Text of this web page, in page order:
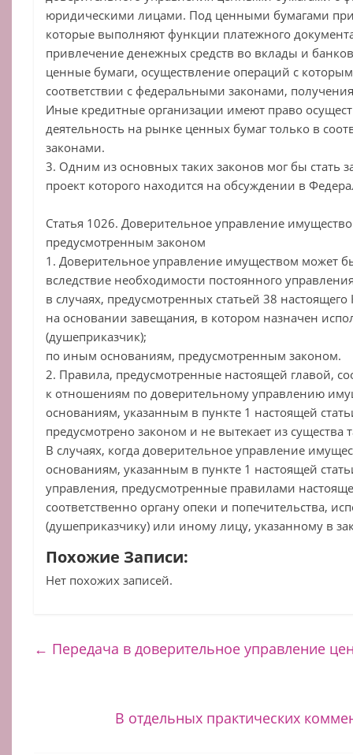
юридическими лицами. Под ценными бумагами при
которые выполняют функции платежного
привлечение денежных средств во вклады и
ценные бумаги, осуществление операций с
соответствии с федеральными законами,
Иные кредитные организации имеют право
деятельность на рынке ценных бумаг только в
законами.
3. Одним из основных таких законов мог бы стать
проект которого находится на обсуждении в
Статья 1026. Доверительное управление
предусмотренным законом
1. Доверительное управление имуществом может
вследствие необходимости постоянного
в случаях, предусмотренных статьей 38 настоящего
на основании завещания, в котором назначен
(душеприказчик);
по иным основаниям, предусмотренным законом.
2. Правила, предусмотренные настоящей главой,
к отношениям по доверительному управлению
основаниям, указанным в пункте 1 настоящей
предусмотрено законом и не вытекает из существа
В случаях, когда доверительное управление
основаниям, указанным в пункте 1 настоящей
управления, предусмотренные правилами
соответственно органу опеки и попечительства,
(душеприказчику) или иному лицу, указанному в
Похожие Записи:
Нет похожих записей.
← Передача в доверительное управление
В отдельных практических